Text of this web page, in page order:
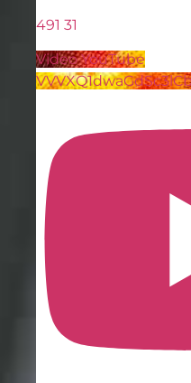
491 31
Video YouTube